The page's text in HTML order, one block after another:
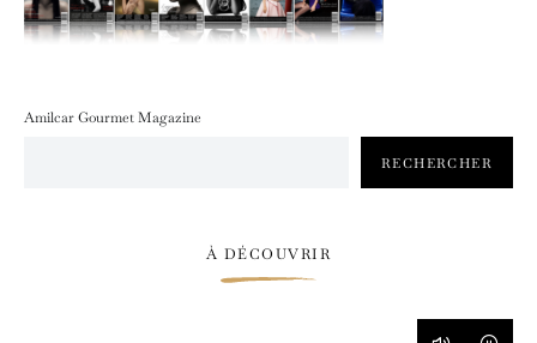
Amilcar Gourmet Magazine
RECHERCHER
À DÉCOUVRIR